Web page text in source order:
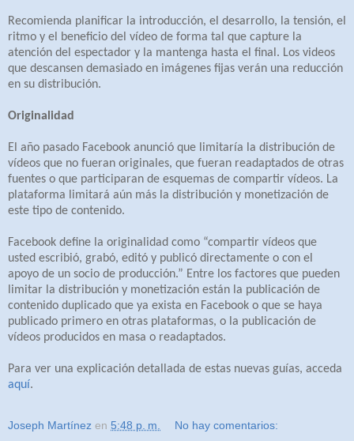
Recomienda planificar la introducción, el desarrollo, la tensión, el
ritmo y el beneficio del vídeo de forma tal que capture la
atención del espectador y la mantenga hasta el final. Los videos
que descansen demasiado en imágenes fijas verán una reducción
en su distribución.
Originalidad
El año pasado Facebook anunció que limitaría la distribución de
vídeos que no fueran originales, que fueran readaptados de otras
fuentes o que participaran de esquemas de compartir vídeos. La
plataforma limitará aún más la distribución y monetización de
este tipo de contenido.
Facebook define la originalidad como “compartir vídeos que
usted escribió, grabó, editó y publicó directamente o con el
apoyo de un socio de producción.” Entre los factores que pueden
limitar la distribución y monetización están la publicación de
contenido duplicado que ya exista en Facebook o que se haya
publicado primero en otras plataformas, o la publicación de
vídeos producidos en masa o readaptados.
Para ver una explicación detallada de estas nuevas guías, acceda
aquí.
Joseph Martínez en 5:48 p. m. No hay comentarios: